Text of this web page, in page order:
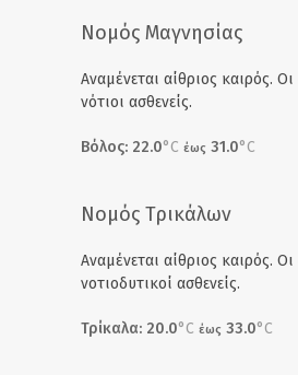
Νομός Μαγνησίας
Αναμένεται αίθριος καιρός. Οι
νότιοι ασθενείς.
Βόλος: 22.0°C έως 31.0°C
Νομός Τρικάλων
Αναμένεται αίθριος καιρός. Οι
νοτιοδυτικοί ασθενείς.
Τρίκαλα: 20.0°C έως 33.0°C